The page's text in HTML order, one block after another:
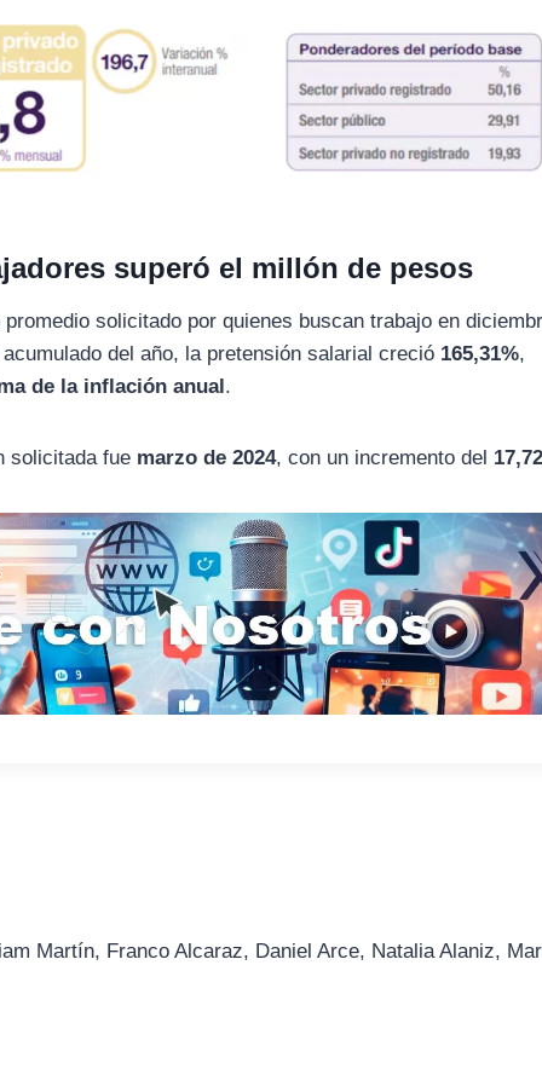
superó el millón de pesos
solicitado por quienes buscan trabajo en
del año, la pretensión salarial creció 165,31%,
de la inflación anual.
solicitada fue marzo de 2024, con un incremento del
Martín, Franco Alcaraz, Daniel Arce, Natalia Alaniz,